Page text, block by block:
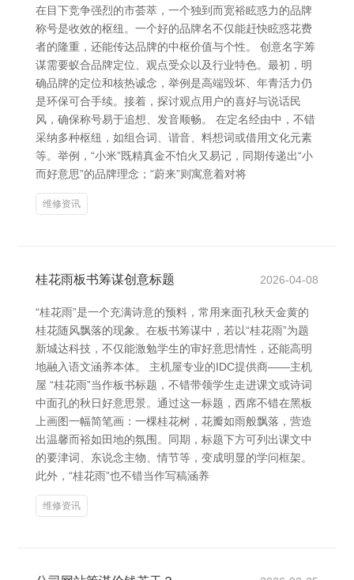
在目下竞争强烈的市荟萃，一个独到而宽裕眩惑力的品牌
称号是收效的枢纽。一个好的品牌名不仅能赶快眩惑花费
者的隆重，还能传达品牌的中枢价值与个性。 创意名字筹
谋需要蚁合品牌定位、观点受众以及行业特色。最初，明
确品牌的定位和核热诚念，举例是高端毁坏、年青活力仍
是环保可合手续。接着，探讨观点用户的喜好与说话民
风，确保称号易于追想、发音顺畅。 在定名经由中，不错
采纳多种枢纽，如组合词、谐音、料想词或借用文化元素
等。举例，“小米”既精真金不怕火又易记，同期传递出“小
而好意思”的品牌理念；“蔚来”则寓意着对将
维修资讯
桂花雨板书筹谋创意标题 2026-04-08
“桂花雨”是一个充满诗意的预料，常用来面孔秋天金黄的
桂花随风飘落的现象。在板书筹谋中，若以“桂花雨”为题
新城达科技，不仅能激勉学生的审好意思情性，还能高明
地融入语文涵养本体。 主机屋专业的IDC提供商――主机
屋 “桂花雨”当作板书标题，不错带领学生走进课文或诗词
中面孔的秋日好意思景。通过这一标题，西席不错在黑板
上画图一幅简笔画：一棵桂花树，花瓣如雨般飘落，营造
出温馨而裕如田地的氛围。同期，标题下方可列出课文中
的要津词、东说念主物、情节等，变成明显的学问框架。
此外，“桂花雨”也不错当作写稿涵养
维修资讯